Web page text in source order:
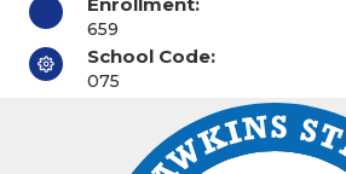
659
School Code:
075